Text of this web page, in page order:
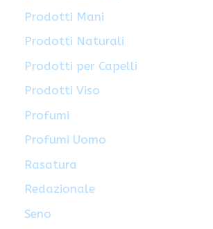
Prodotti Mani
Prodotti Naturali
Prodotti per Capelli
Prodotti Viso
Profumi
Profumi Uomo
Rasatura
Redazionale
Seno